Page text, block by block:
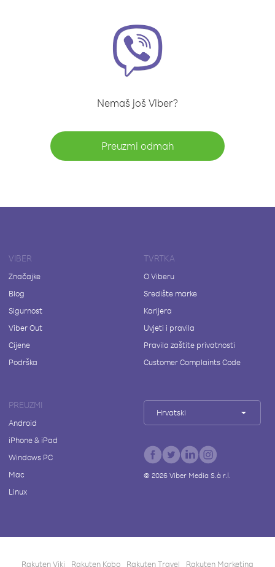
Nemaš još Viber?
Preuzmi odmah
VIBER
Značajke
Blog
Sigurnost
Viber Out
Cijene
Podrška
TVRTKA
O Viberu
Središte marke
Karijera
Uvjeti i pravila
Pravila zaštite privatnosti
Customer Complaints Code
PREUZMI
Android
iPhone & iPad
Windows PC
Mac
Linux
Hrvatski
© 2026Viber Media S.à r.l.
Rakuten Viki Rakuten Kobo Rakuten Travel Rakuten Marketing